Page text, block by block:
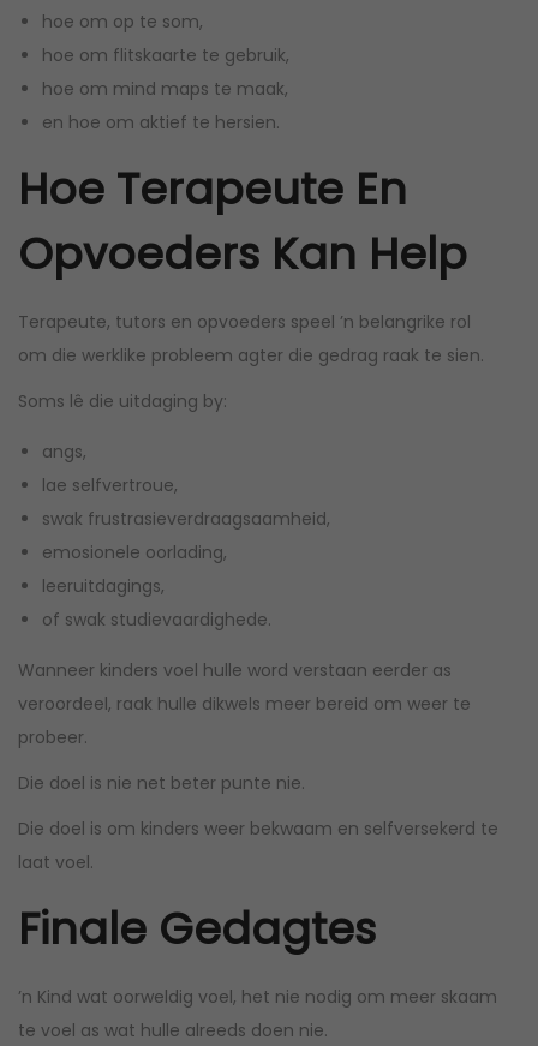
hoe om op te som,
hoe om flitskaarte te gebruik,
hoe om mind maps te maak,
en hoe om aktief te hersien.
Hoe Terapeute En
Opvoeders Kan Help
Terapeute, tutors en opvoeders speel ’n belangrike rol
om die werklike probleem agter die gedrag raak te sien.
Soms lê die uitdaging by:
angs,
lae selfvertroue,
swak frustrasieverdraagsaamheid,
emosionele oorlading,
leeruitdagings,
of swak studievaardighede.
Wanneer kinders voel hulle word verstaan eerder as
veroordeel, raak hulle dikwels meer bereid om weer te
probeer.
Die doel is nie net beter punte nie.
Die doel is om kinders weer bekwaam en selfversekerd te
laat voel.
Finale Gedagtes
’n Kind wat oorweldig voel, het nie nodig om meer skaam
te voel as wat hulle alreeds doen nie.